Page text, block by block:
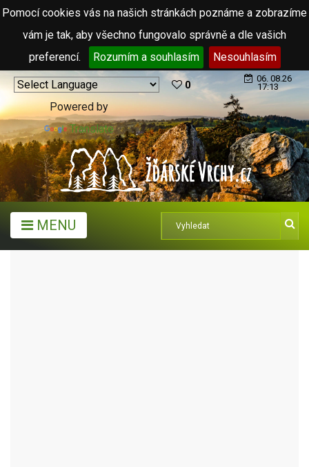
Pomocí cookies vás na našich stránkách poznáme a zobrazíme
vám je tak, aby všechno fungovalo správně a dle vašich
preferencí.
Rozumím a souhlasím Nesouhlasím
Powered by
Translate
0
06. 08.26
17:13
MENU